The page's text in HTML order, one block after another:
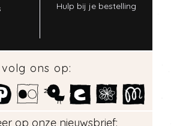
Hulp bij je bestelling
volg ons op:
op onze nieuwsbrief: